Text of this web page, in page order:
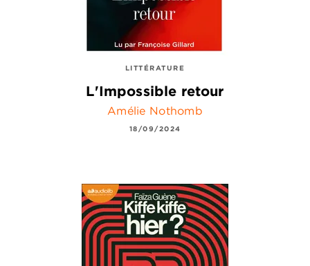
LITTÉRATURE
L'Impossible retour
Amélie Nothomb
18/09/2024